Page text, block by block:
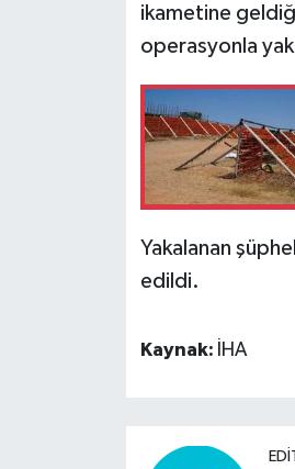
ikametine
operasyonla
Yakalanan
edildi.
Kaynak: İHA